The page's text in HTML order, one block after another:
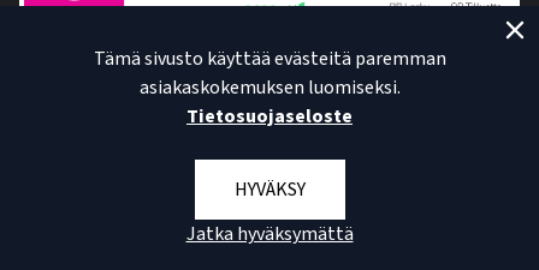
Tämä sivusto käyttää evästeitä paremman
asiakaskokemuksen luomiseksi.
Tietosuojaseloste
HYVÄKSY
Jatka hyväksymättä